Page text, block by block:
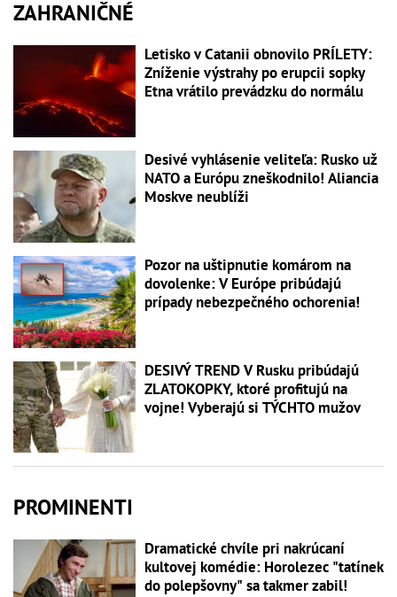
ZAHRANIČNÉ
Letisko v Catanii obnovilo PRÍLETY:
Zníženie výstrahy po erupcii sopky
Etna vrátilo prevádzku do normálu
Desivé vyhlásenie veliteľa: Rusko už
NATO a Európu zneškodnilo! Aliancia
Moskve neublíži
Pozor na uštipnutie komárom na
dovolenke: V Európe pribúdajú
prípady nebezpečného ochorenia!
DESIVÝ TREND V Rusku pribúdajú
ZLATOKOPKY, ktoré profitujú na
vojne! Vyberajú si TÝCHTO mužov
PROMINENTI
Dramatické chvíle pri nakrúcaní
kultovej komédie: Horolezec "tatínek
do polepšovny" sa takmer zabil!